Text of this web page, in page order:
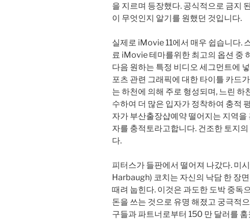
을 지르며 등장했다. 공식적으로 금지
이 무엇인지 알기를 원했던 것입니다.
실제로 iMovie 11에서 매우 쉽습니다.
료 iMovie 테마를위한 최고의 옵션 중
다음 원하는 특정 비디오 세그먼트에
포츠 관련 그래픽에 대한 타이틀 카드
는 하천에 의해 주로 형성되며, 느린 하
수하여 더 많은 입자가 정착하여 충적
자가 부산출장샵예약 떨어지는 지역
자를 충적토라고합니다. 건조한 토지
다.
피터스가 들판에서 떨어져 나갔다. 미
Harbaugh) 코치는 자신의 낙담 한 장
때려 눕힌다. 이것은 과도한 도박 중독
돈을 쓰는 것으로 유명 해졌고 궁극적
구들과 파트너로부터 150 만 달러를